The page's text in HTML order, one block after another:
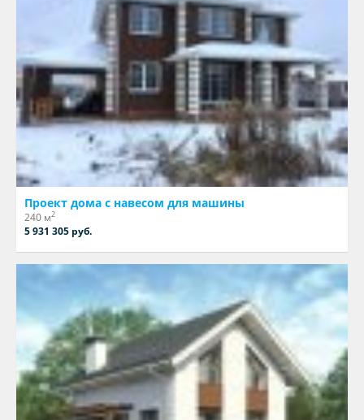
Проект дома с навесом для машины
240 м2
5 931 305 руб.